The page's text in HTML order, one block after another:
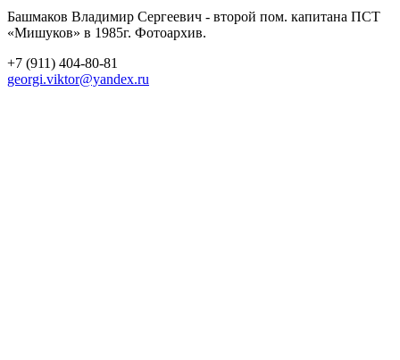
Башмаков Владимир Сергеевич - второй пом. капитана ПСТ
«Мишуков» в 1985г. Фотоархив.
+7 (911) 404-80-81
georgi.viktor@yandex.ru